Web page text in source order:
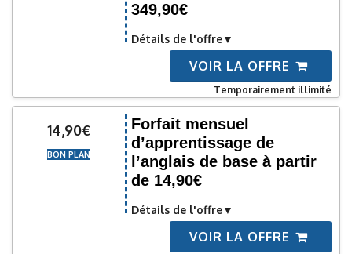
349,90€
Détails de l'offre
VOIR LA OFFRE
Temporairement illimité
14,90€
BON PLAN
Forfait mensuel
d’apprentissage de
l’anglais de base à partir
de 14,90€
Détails de l'offre
VOIR LA OFFRE